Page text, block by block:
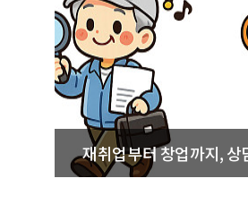
재취업부터 창업까지,